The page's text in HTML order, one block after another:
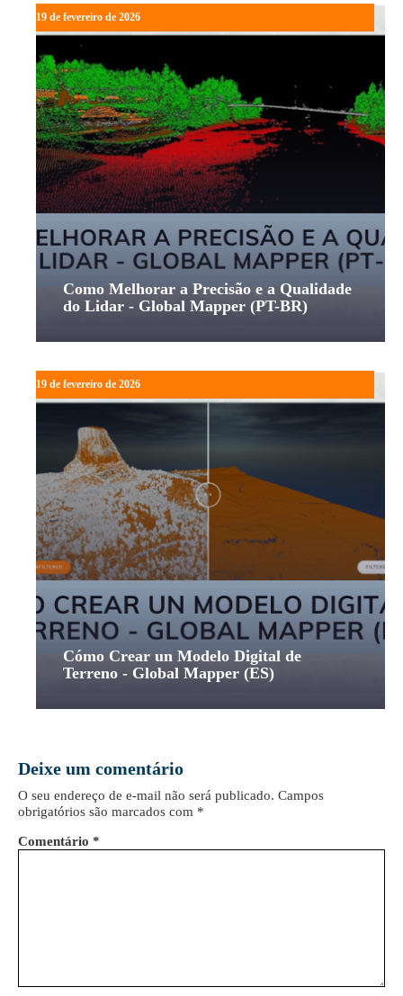
19 de fevereiro de 2026
Como Melhorar a Precisão e a Qualidade
do Lidar - Global Mapper (PT-BR)
19 de fevereiro de 2026
Cómo Crear un Modelo Digital de
Terreno - Global Mapper (ES)
Deixe um comentário
O seu endereço de e-mail não será publicado. Campos
obrigatórios são marcados com *
Comentário *